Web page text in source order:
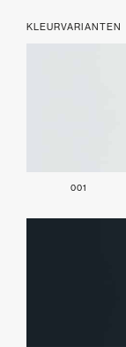
KLEURVARIANTEN
001